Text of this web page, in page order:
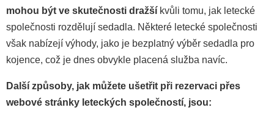
mohou být ve skutečnosti dražší kvůli tomu, jak letecké
společnosti rozdělují sedadla. Některé letecké společnosti
však nabízejí výhody, jako je bezplatný výběr sedadla pro
kojence, což je dnes obvykle placená služba navíc.
Další způsoby, jak můžete ušetřit při rezervaci přes
webové stránky leteckých společností, jsou: